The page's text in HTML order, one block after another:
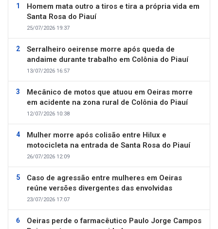
Homem mata outro a tiros e tira a própria vida em
Santa Rosa do Piauí
25/07/2026 19:37
Serralheiro oeirense morre após queda de
andaime durante trabalho em Colônia do Piauí
13/07/2026 16:57
Mecânico de motos que atuou em Oeiras morre
em acidente na zona rural de Colônia do Piauí
12/07/2026 10:38
Mulher morre após colisão entre Hilux e
motocicleta na entrada de Santa Rosa do Piauí
26/07/2026 12:09
Caso de agressão entre mulheres em Oeiras
reúne versões divergentes das envolvidas
23/07/2026 17:07
Oeiras perde o farmacêutico Paulo Jorge Campos